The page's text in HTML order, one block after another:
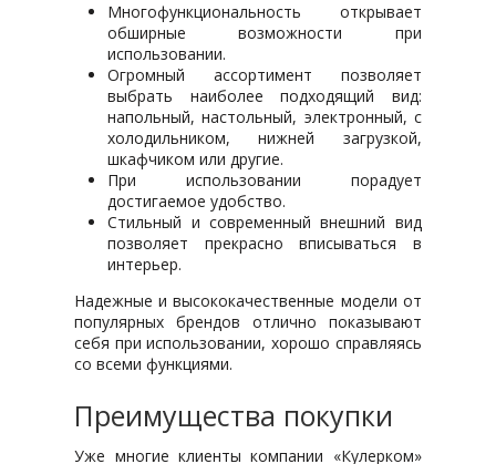
Многофункциональность открывает
обширные возможности при
использовании.
Огромный ассортимент позволяет
выбрать наиболее подходящий вид:
напольный, настольный, электронный, с
холодильником, нижней загрузкой,
шкафчиком или другие.
При использовании порадует
достигаемое удобство.
Стильный и современный внешний вид
позволяет прекрасно вписываться в
интерьер.
Надежные и высококачественные модели от
популярных брендов отлично показывают
себя при использовании, хорошо справляясь
со всеми функциями.
Преимущества покупки
Уже многие клиенты компании «Кулерком»